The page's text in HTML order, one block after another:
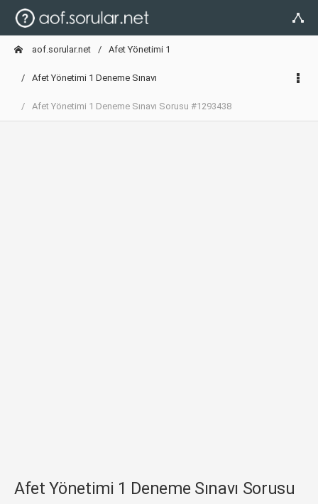
aof.sorular.net Afet Yönetimi 1
Afet Yönetimi 1 Deneme Sınavı
Afet Yönetimi 1 Deneme Sınavı Sorusu #1293438
Afet Yönetimi 1 Deneme Sınavı Sorusu